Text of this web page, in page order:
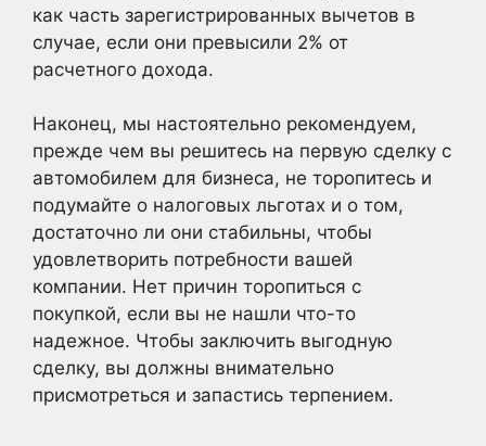
как часть зарегистрированных вычетов в
случае, если они превысили 2% от
расчетного дохода.
Наконец, мы настоятельно рекомендуем,
прежде чем вы решитесь на первую сделку с
автомобилем для бизнеса, не торопитесь и
подумайте о налоговых льготах и о том,
достаточно ли они стабильны, чтобы
удовлетворить потребности вашей
компании. Нет причин торопиться с
покупкой, если вы не нашли что-то
надежное. Чтобы заключить выгодную
сделку, вы должны внимательно
присмотреться и запастись терпением.